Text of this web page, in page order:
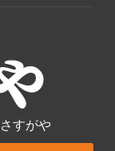
すがや